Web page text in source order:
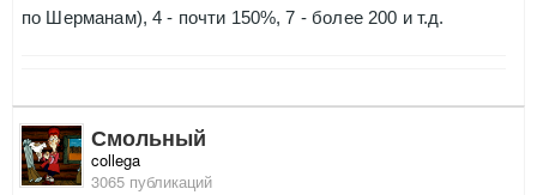
по Шерманам), 4 - почти 150%, 7 - более 200 и т.д.
Смольный
collega
3065 публикаций